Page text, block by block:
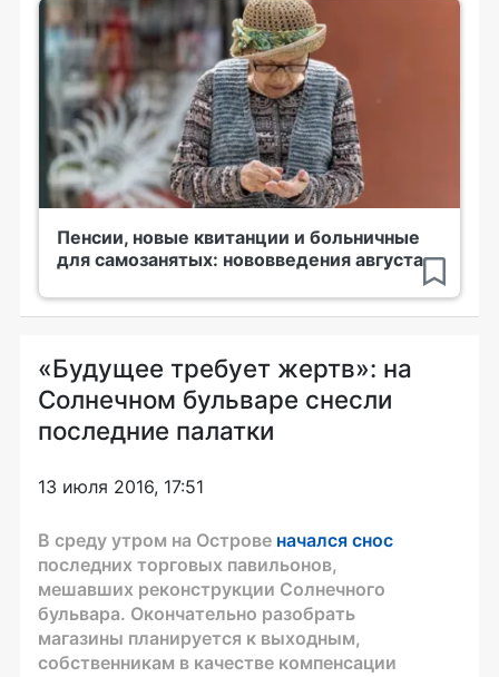
Пенсии, новые квитанции и больничные
для самозанятых: нововведения августа
«Будущее требует жертв»: на
Солнечном бульваре снесли
последние палатки
13 июля 2016, 17:51
В среду утром на Острове начался снос
последних торговых павильонов,
мешавших реконструкции Солнечного
бульвара. Окончательно разобрать
магазины планируется к выходным,
собственникам в качестве компенсации